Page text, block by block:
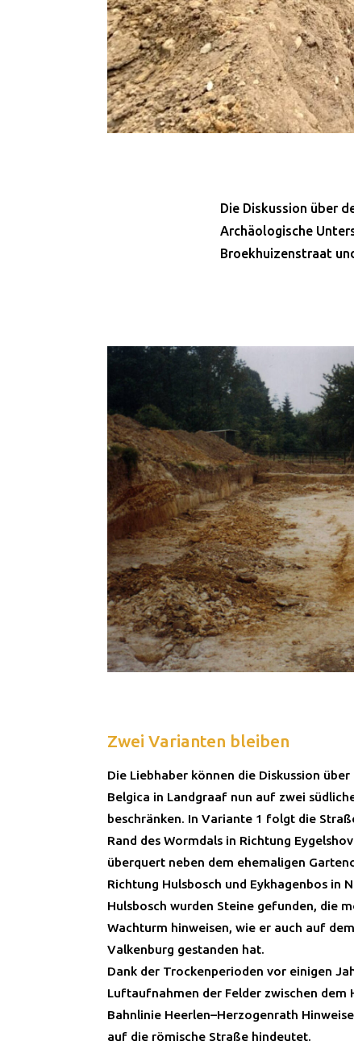
Die Diskussion über
Archäologische
Broekhuizenstraat
Zwei Varianten bleiben
Die Liebhaber können die Diskussion
Belgica in Landgraaf nun auf zwei
beschränken. In Variante 1 folgt die
Rand des Wormdals in Richtung
überquert neben dem ehemaligen
Richtung Hulsbosch und Eykhagenbos in
Hulsbosch wurden Steine gefunden, die
Wachturm hinweisen, wie er auch auf
Valkenburg gestanden hat.
Dank der Trockenperioden vor einigen
Luftaufnahmen der Felder zwischen dem
Bahnlinie Heerlen–Herzogenrath
auf die römische Straße hindeutet.